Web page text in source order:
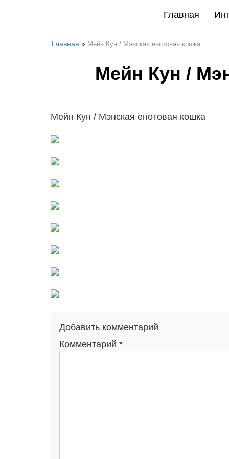
Главная
Главная » Мейн Кун / Мэнская енотовая кошка…
Мейн Кун /
Мейн Кун / Мэнская енотовая кошка
Добавить комментарий
Комментарий *